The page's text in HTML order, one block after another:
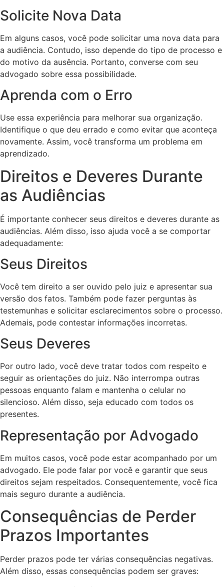
Solicite Nova Data
Em alguns casos, você pode solicitar uma nova data para
a audiência. Contudo, isso depende do tipo de processo e
do motivo da ausência. Portanto, converse com seu
advogado sobre essa possibilidade.
Aprenda com o Erro
Use essa experiência para melhorar sua organização.
Identifique o que deu errado e como evitar que aconteça
novamente. Assim, você transforma um problema em
aprendizado.
Direitos e Deveres Durante
as Audiências
É importante conhecer seus direitos e deveres durante as
audiências. Além disso, isso ajuda você a se comportar
adequadamente:
Seus Direitos
Você tem direito a ser ouvido pelo juiz e apresentar sua
versão dos fatos. Também pode fazer perguntas às
testemunhas e solicitar esclarecimentos sobre o processo.
Ademais, pode contestar informações incorretas.
Seus Deveres
Por outro lado, você deve tratar todos com respeito e
seguir as orientações do juiz. Não interrompa outras
pessoas enquanto falam e mantenha o celular no
silencioso. Além disso, seja educado com todos os
presentes.
Representação por Advogado
Em muitos casos, você pode estar acompanhado por um
advogado. Ele pode falar por você e garantir que seus
direitos sejam respeitados. Consequentemente, você fica
mais seguro durante a audiência.
Consequências de Perder
Prazos Importantes
Perder prazos pode ter várias consequências negativas.
Além disso, essas consequências podem ser graves: